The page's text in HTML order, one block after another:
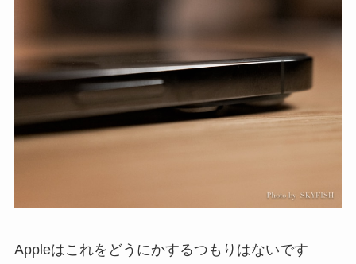
Appleはこれをどうにかするつもりはないです